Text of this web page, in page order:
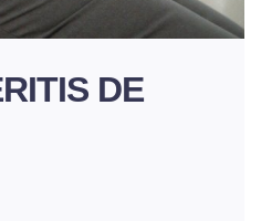
DE